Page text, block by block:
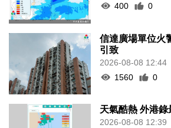
400
0
信達廣場單位火
引致
2026-08-08 12:44
1560
0
天氣酷熱 外港錄
2026-08-08 12:39